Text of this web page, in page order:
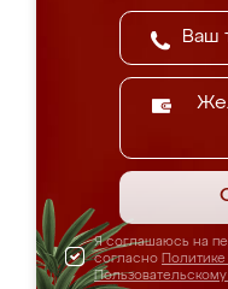
Я соглашаюсь на
согласно